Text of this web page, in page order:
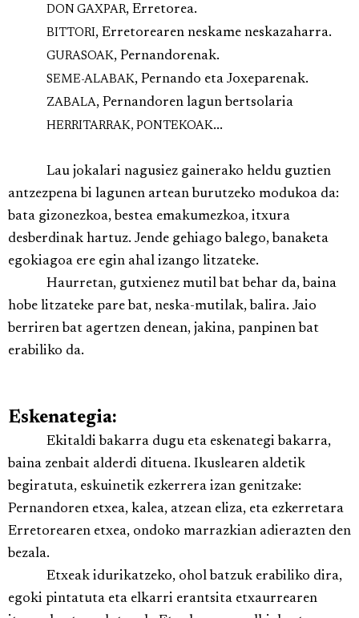
DON GAXPAR, Erretorea.
BITTORI, Erretorearen neskame neskazaharra.
GURASOAK, Pernandorenak.
SEME-ALABAK, Pernando eta Joxeparenak.
ZABALA, Pernandoren lagun bertsolaria
HERRITARRAK, PONTEKOAK...
Lau jokalari nagusiez gainerako heldu guztien
antzezpena bi lagunen artean burutzeko modukoa da:
bata gizonezkoa, bestea emakumezkoa, itxura
desberdinak hartuz. Jende gehiago balego, banaketa
egokiagoa ere egin ahal izango litzateke.
Haurretan, gutxienez mutil bat behar da, baina
hobe litzateke pare bat, neska-mutilak, balira. Jaio
berriren bat agertzen denean, jakina, panpinen bat
erabiliko da.
Eskenategia:
Ekitaldi bakarra dugu eta eskenategi bakarra,
baina zenbait alderdi dituena. Ikuslearen aldetik
begiratuta, eskuinetik ezkerrera izan genitzake:
Pernandoren etxea, kalea, atzean eliza, eta ezkerretara
Erretorearen etxea, ondoko marrazkian adierazten den
bezala.
Etxeak idurikatzeko, ohol batzuk erabiliko dira,
egoki pintatuta eta elkarri erantsita etxaurrearen